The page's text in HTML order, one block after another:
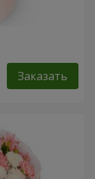
Заказать